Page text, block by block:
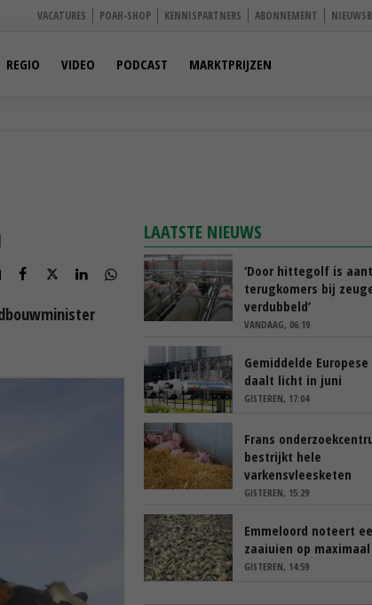
VACATURES POAH-SHOP KENNISPARTNERS ABONNEMENT
REGIO VIDEO PODCAST MARKTPRIJZEN
LAATSTE NIEUWS
‘Door hittegolf is
terugkomers bij
verdubbeld’
VANDAAG, 06:19
Gemiddelde
daalt licht in juni
GISTEREN, 17:04
Frans
bestrijkt hele
varkensvleesketen
GISTEREN, 15:29
Emmeloord noteert
zaaiuien op maximaal
GISTEREN, 14:59